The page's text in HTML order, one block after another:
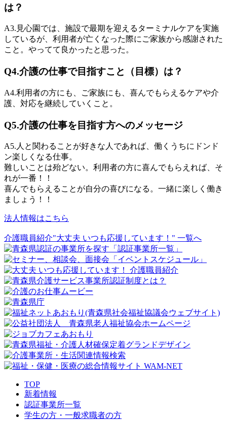
は？
A3. 見心園では、施設で最期を迎えるターミナルケアを実施
しているが、利用者が亡くなった際にご家族から感謝された
こと。やってて良かったと思った。
Q4.介護の仕事で目指すこと（目標）は？
A4.利用者の方にも、ご家族にも、喜んでもらえるケアや介
護、対応を継続していくこと。
Q5.介護の仕事を目指す方へのメッセージ
A5. 人と関わることが好きな人であれば、働くうちにドンド
ン楽しくなる仕事。
難しいことは殆どない。利用者の方に喜んでもらえれば、そ
れが一番！！
喜んでもらえることが自分の喜びになる。一緒に楽しく働き
ましょう！！
法人情報はこちら
介護職員紹介"大丈夫 いつも応援しています！" 一覧へ
TOP
新着情報
認証事業所一覧
学生の方・一般求職者の方